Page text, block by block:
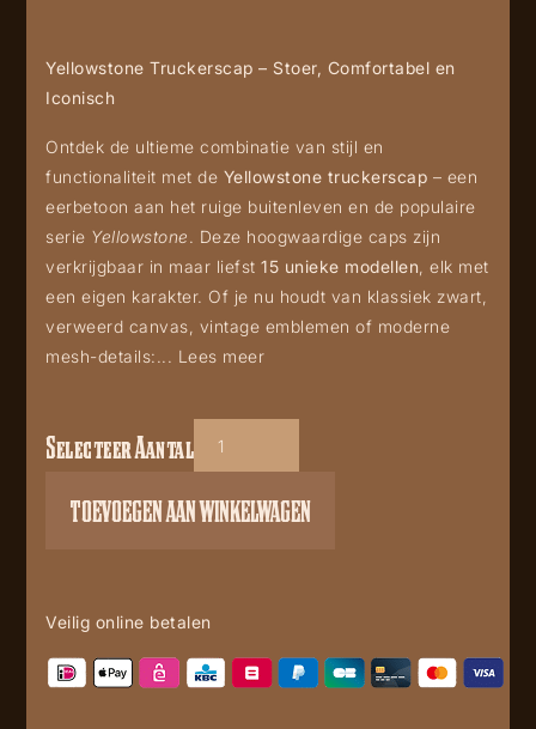
Yellowstone Truckerscap – Stoer, Comfortabel en
Iconisch
Ontdek de ultieme combinatie van stijl en
functionaliteit met de Yellowstone truckerscap – een
eerbetoon aan het ruige buitenleven en de populaire
serie Yellowstone. Deze hoogwaardige caps zijn
verkrijgbaar in maar liefst 15 unieke modellen , elk met
een eigen karakter. Of je nu houdt van klassiek zwart,
verweerd canvas, vintage emblemen of moderne
mesh-details:... Lees meer
Yellowstone
truckers
Selecteer Aantal
TOEVOEGEN AAN WINKELWAGEN
Veilig online betalen